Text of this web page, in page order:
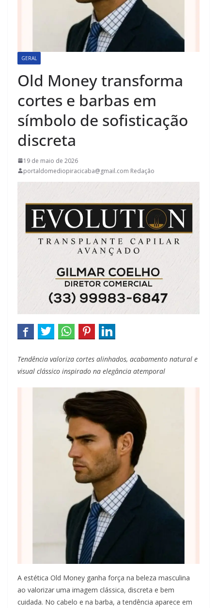
GERAL
Old Money transforma
cortes e barbas em
símbolo de sofisticação
discreta
19 de maio de 2026
portaldomediopiracicaba@gmail.com Redação
Tendência valoriza cortes alinhados, acabamento natural e
visual clássico inspirado na elegância atemporal
A estética Old Money ganha força na beleza masculina
ao valorizar uma imagem clássica, discreta e bem
cuidada. No cabelo e na barba, a tendência aparece em